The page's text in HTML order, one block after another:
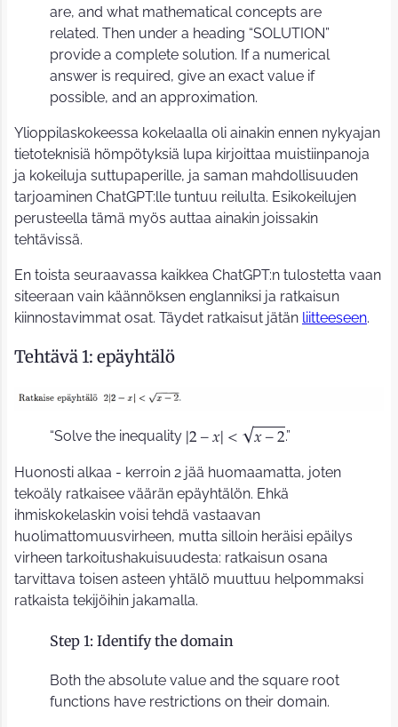
are, and what mathematical concepts are
related. Then under a heading “SOLUTION”
provide a complete solution. If a numerical
answer is required, give an exact value if
possible, and an approximation.
Ylioppilaskokeessa kokelaalla oli ainakin ennen nykyajan
tietoteknisiä hömpötyksiä lupa kirjoittaa muistiinpanoja
ja kokeiluja suttupaperille, ja saman mahdollisuuden
tarjoaminen ChatGPT:lle tuntuu reilulta. Esikokeilujen
perusteella tämä myös auttaa ainakin joissakin
tehtävissä.
En toista seuraavassa kaikkea ChatGPT:n tulostetta vaan
siteeraan vain käännöksen englanniksi ja ratkaisun
kiinnostavimmat osat. Täydet ratkaisut jätän liitteeseen.
Tehtävä 1: epäyhtälö
“Solve the inequality |2−𝑥| < √𝑥−2.”
Huonosti alkaa - kerroin 2 jää huomaamatta, joten
tekoäly ratkaisee väärän epäyhtälön. Ehkä
ihmiskokelaskin voisi tehdä vastaavan
huolimattomuusvirheen, mutta silloin heräisi epäilys
virheen tarkoitushakuisuudesta: ratkaisun osana
tarvittava toisen asteen yhtälö muuttuu helpommaksi
ratkaista tekijöihin jakamalla.
Step 1: Identify the domain
Both the absolute value and the square root
functions have restrictions on their domain.